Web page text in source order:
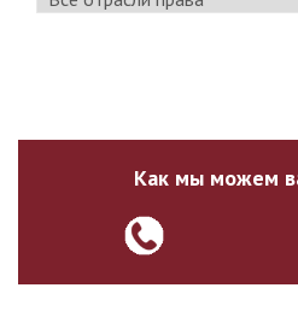
Как мы можем